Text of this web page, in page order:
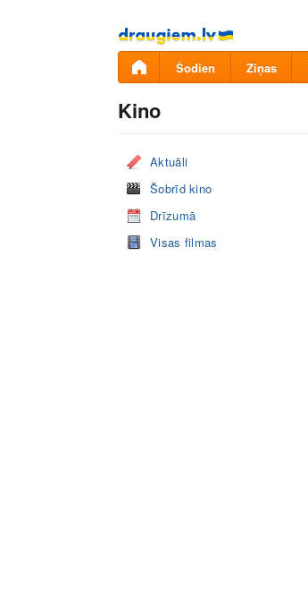
Pāriet
uz
saturu
Šodien Ziņas
Kino
Aktuāli
Šobrīd kino
Drīzumā
Visas filmas